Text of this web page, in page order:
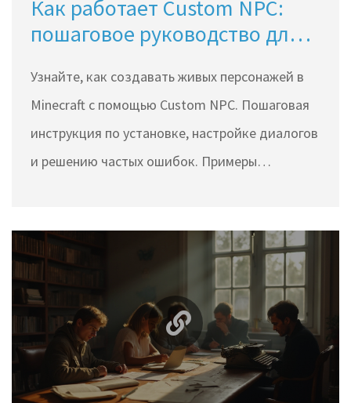
Как работает Custom NPC:
пошаговое руководство для
Узнайте, как создавать живых персонажей в
Minecraft с помощью Custom NPC. Пошаговая
инструкция по установке, настройке диалогов
и решению частых ошибок. Примеры